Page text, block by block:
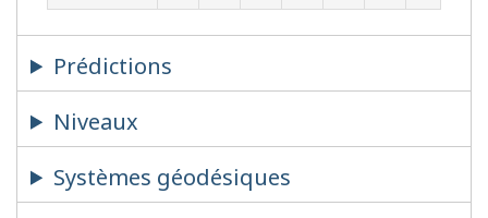
Prédictions
Niveaux
Systèmes géodésiques